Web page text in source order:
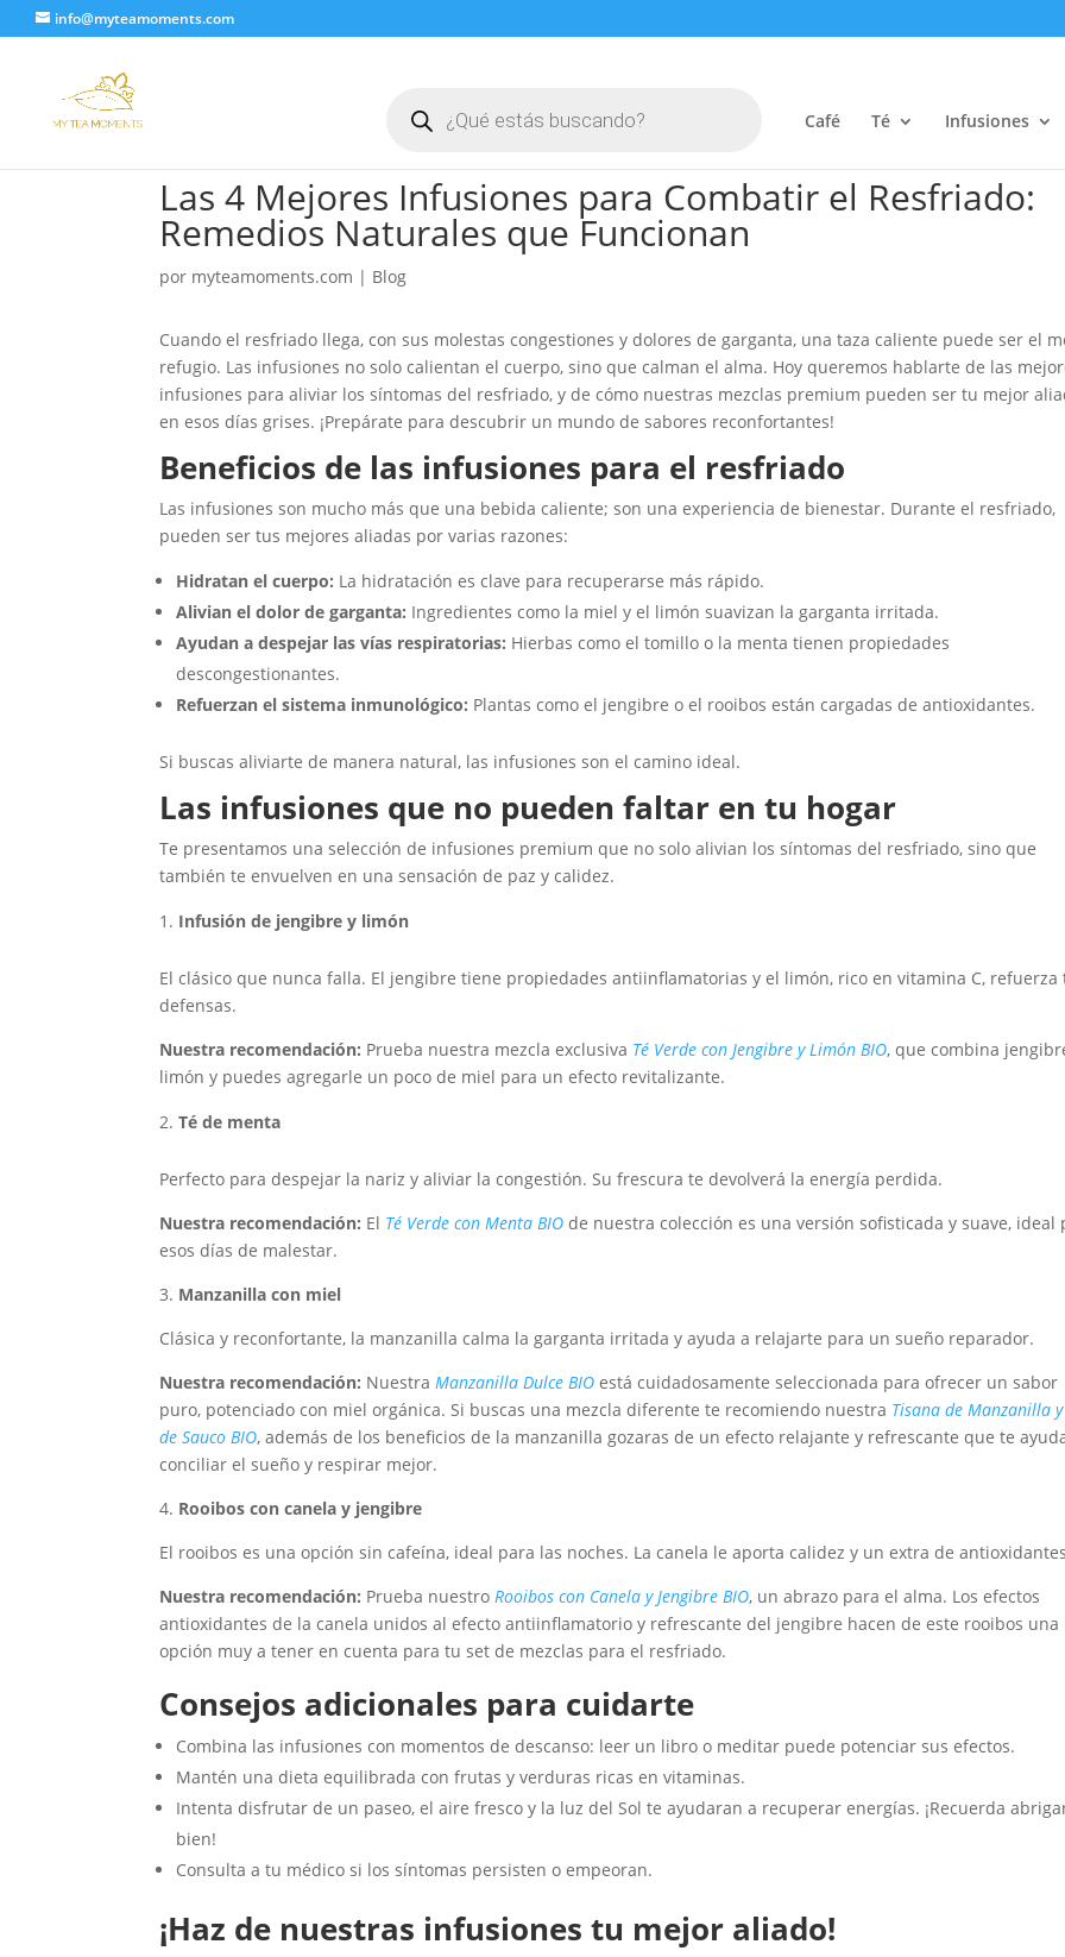
info@myteamoments.com
productos Café Té Infusiones
Las 4 Mejores Infusiones para Combatir el Resfriado:
Remedios Naturales que Funcionan
por myteamoments.com | Blog
Cuando el resfriado llega, con sus molestas congestiones y dolores de garganta, una taza caliente puede ser el
refugio. Las infusiones no solo calientan el cuerpo, sino que calman el alma. Hoy queremos hablarte de las
infusiones para aliviar los síntomas del resfriado, y de cómo nuestras mezclas premium pueden ser tu mejor
en esos días grises. ¡Prepárate para descubrir un mundo de sabores reconfortantes!
Beneficios de las infusiones para el resfriado
Las infusiones son mucho más que una bebida caliente; son una experiencia de bienestar. Durante el resfriado,
pueden ser tus mejores aliadas por varias razones:
Hidratan el cuerpo: La hidratación es clave para recuperarse más rápido.
Alivian el dolor de garganta: Ingredientes como la miel y el limón suavizan la garganta irritada.
Ayudan a despejar las vías respiratorias: Hierbas como el tomillo o la menta tienen propiedades
descongestionantes.
Refuerzan el sistema inmunológico: Plantas como el jengibre o el rooibos están cargadas de antioxidantes.
Si buscas aliviarte de manera natural, las infusiones son el camino ideal.
Las infusiones que no pueden faltar en tu hogar
Te presentamos una selección de infusiones premium que no solo alivian los síntomas del resfriado, sino que
también te envuelven en una sensación de paz y calidez.
Infusión de jengibre y limón
El clásico que nunca falla. El jengibre tiene propiedades antiinflamatorias y el limón, rico en vitamina C, refuerza
defensas.
Nuestra recomendación: Prueba nuestra mezcla exclusiva Té Verde con Jengibre y Limón BIO, que combina
limón y puedes agregarle un poco de miel para un efecto revitalizante.
Té de menta
Perfecto para despejar la nariz y aliviar la congestión. Su frescura te devolverá la energía perdida.
Nuestra recomendación: El Té Verde con Menta BIO de nuestra colección es una versión sofisticada y suave, ideal
esos días de malestar.
3. Manzanilla con miel
Clásica y reconfortante, la manzanilla calma la garganta irritada y ayuda a relajarte para un sueño reparador.
Nuestra recomendación: NuestraManzanilla Dulce BIO está cuidadosamente seleccionada para ofrecer un sabor
puro, potenciado con miel orgánica. Si buscas una mezcla diferente te recomiendo nuestra Tisana de Manzanilla
de Sauco BIO, además de los beneficios de la manzanilla gozaras de un efecto relajante y refrescante que te
conciliar el sueño y respirar mejor.
4. Rooibos con canela y jengibre
El rooibos es una opción sin cafeína, ideal para las noches. La canela le aporta calidez y un extra de
Nuestra recomendación: Prueba nuestroRooibos con Canela y Jengibre BIO, un abrazo para el alma. Los efectos
antioxidantes de la canela unidos al efecto antiinflamatorio y refrescante del jengibre hacen de este rooibos una
opción muy a tener en cuenta para tu set de mezclas para el resfriado.
Consejos adicionales para cuidarte
Combina las infusiones con momentos de descanso: leer un libro o meditar puede potenciar sus efectos.
Mantén una dieta equilibrada con frutas y verduras ricas en vitaminas.
Intenta disfrutar de un paseo, el aire fresco y la luz del Sol te ayudaran a recuperar energías. ¡Recuerda
bien!
Consulta a tu médico si los síntomas persisten o empeoran.
¡Haz de nuestras infusiones tu mejor aliado!